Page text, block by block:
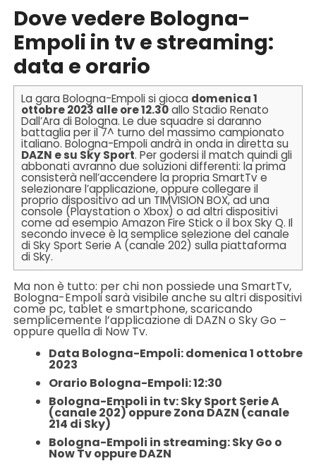
Dove vedere Bologna-
Empoli in tv e streaming:
data e orario
La gara Bologna-Empoli si gioca domenica 1
ottobre 2023 alle ore 12.30allo Stadio Renato
Dall’Ara di Bologna. Le due squadre si daranno
battaglia per il 7^ turno del massimo campionato
italiano. Bologna-Empoli andrà in onda in diretta su
DAZN e su Sky Sport. Per godersi il match quindi gli
abbonati avranno due soluzioni differenti: la prima
consisterà nell’accendere la propria SmartTv e
selezionare l’applicazione, oppure collegare il
proprio dispositivo ad un TIMVISION BOX, ad una
console (Playstation o Xbox) o ad altri dispositivi
come ad esempio Amazon Fire Stick o il box Sky Q. Il
secondo invece è la semplice selezione del canale
di Sky Sport Serie A (canale 202) sulla piattaforma
di Sky.
Ma non è tutto: per chi non possiede una SmartTv,
Bologna-Empoli sarà visibile anche su altri dispositivi
come pc, tablet e smartphone, scaricando
semplicemente l’applicazione di DAZN o Sky Go –
oppure quella di Now Tv.
Data Bologna-Empoli: domenica 1 ottobre
2023
Orario Bologna-Empoli: 12:30
Bologna-Empoli in tv: Sky Sport Serie A
(canale 202) oppure Zona DAZN (canale
214 di Sky)
Bologna-Empoli in streaming: Sky Go o
Now Tv oppure DAZN